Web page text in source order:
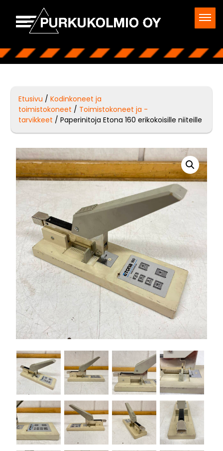
Etusivu /Kodinkoneet ja
toimistokoneet / Toimistokoneet ja -
tarvikkeet / Paperinitoja Etona 160 erikokoisille niiteille